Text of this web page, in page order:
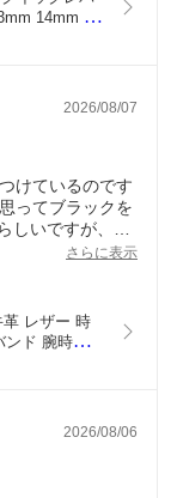
14mm
2026/08/07
けているのです
ってブラックを
しいですが、金
押しのデザイン
した。レバーを
さらに表示
革 レザー 時
ド 腕時計バ
2026/08/06